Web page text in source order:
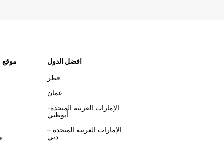
موقع
افضل الدول
قطر
عمان
الإمارات العربية المتحدة-
أبوظبي
الإمارات العربية المتحدة –
دبي